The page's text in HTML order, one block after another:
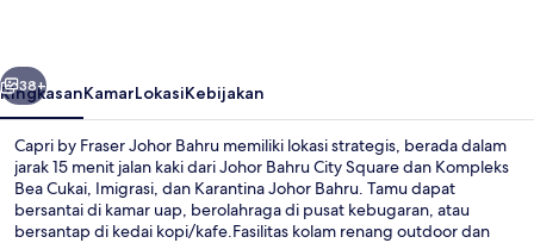
Berikutnya
38+
RingkasanKamarLokasiKebijakan
Capri by Fraser Johor Bahru memiliki lokasi strategis, berada dalam
jarak 15 menit jalan kaki dari Johor Bahru City Square dan Kompleks
Bea Cukai, Imigrasi, dan Karantina Johor Bahru. Tamu dapat
bersantai di kamar uap, berolahraga di pusat kebugaran, atau
bersantap di kedai kopi/kafe.Fasilitas kolam renang outdoor dan